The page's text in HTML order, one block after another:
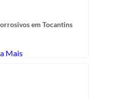
em Tocantins
Mais